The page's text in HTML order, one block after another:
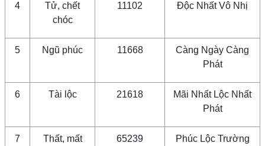
4
Tử, chết
chóc
11102 Độc Nhất Vô Nhị
5 Ngũ phúc 11668
Càng Ngày Càng
Phát
6 Tài lộc 21618
Mãi Nhất Lộc Nhất
Phát
7
Thất, mất
65239
Phúc Lộc Trường